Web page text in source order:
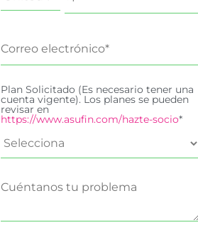
Plan Solicitado (Es necesario tener una
cuenta vigente). Los planes se pueden
revisar en
https://www.asufin.com/hazte-socio*